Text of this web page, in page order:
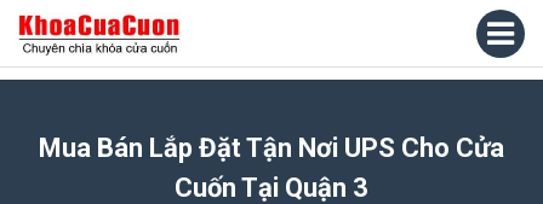
Mua Bán Lắp Đặt Tận Nơi UPS Cho Cửa
Cuốn Tại Quận 3